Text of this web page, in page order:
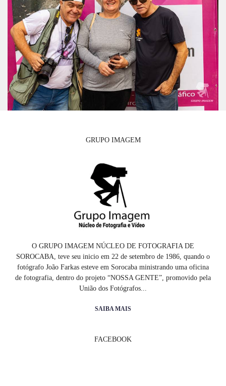
GRUPO IMAGEM
O GRUPO IMAGEM NÚCLEO DE FOTOGRAFIA DE
SOROCABA, teve seu inicio em 22 de setembro de 1986, quando o
fotógrafo João Farkas esteve em Sorocaba ministrando uma oficina
de fotografia, dentro do projeto “NOSSA GENTE”, promovido pela
União dos Fotógrafos...
SAIBA MAIS
FACEBOOK